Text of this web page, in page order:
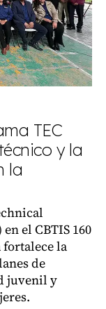
TEC
y la
la
el CBTIS 160
la
de
juvenil y